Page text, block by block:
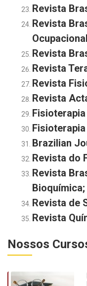
Revista
Revista
Revista
Revista
Revista
Revista
Brazilian
Revista do
Revista
Bioquímica;
Revista de
Revista
Nossos